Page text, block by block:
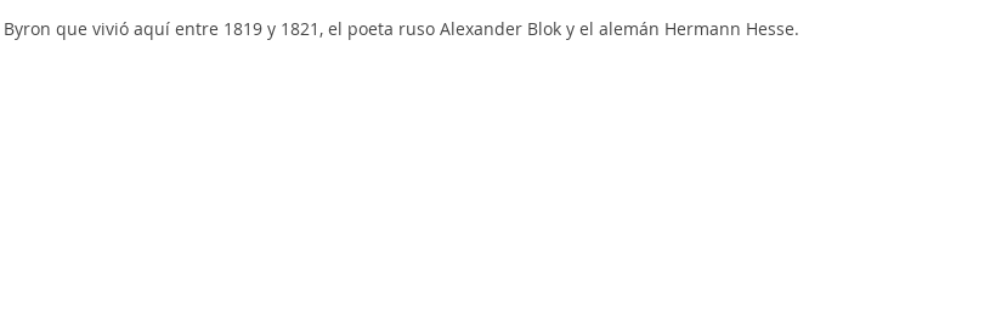
que vivió aquí entre 1819 y 1821, el poeta ruso Alexander Blok y el alemán Hermann Hesse.